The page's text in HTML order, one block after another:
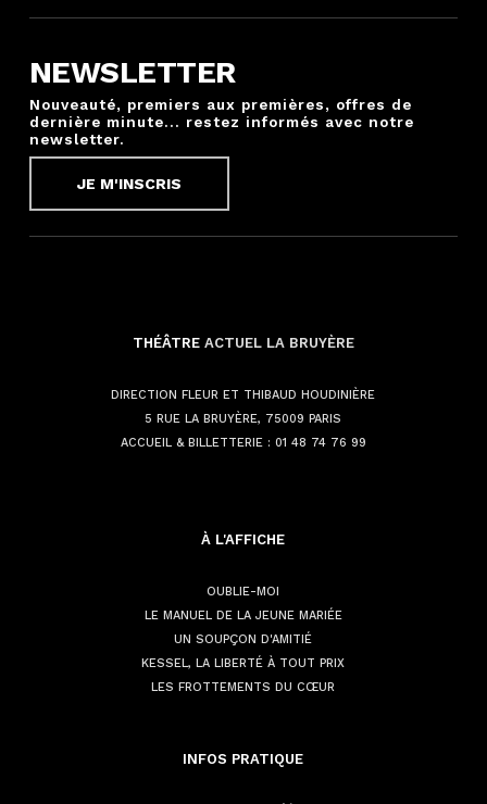
NEWSLETTER
Nouveauté, premiers aux premières, offres de
dernière minute... restez informés avec notre
newsletter.
JE M'INSCRIS
THÉÂTREACTUEL LA BRUYÈRE
DIRECTION FLEUR ET THIBAUD HOUDINIÈRE
5 RUE LA BRUYÈRE, 75009 PARIS
ACCUEIL & BILLETTERIE : 01 48 74 76 99
À L'AFFICHE
OUBLIE-MOI
LE MANUEL DE LA JEUNE MARIÉE
UN SOUPÇON D'AMITIÉ
KESSEL, LA LIBERTÉ À TOUT PRIX
LES FROTTEMENTS DU CŒUR
INFOS PRATIQUE